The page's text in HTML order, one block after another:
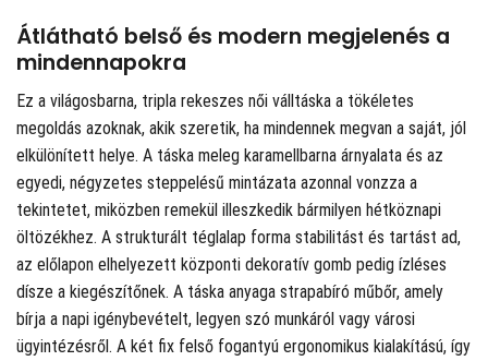
Átlátható belső és modern megjelenés a
mindennapokra
Ez a világosbarna, tripla rekeszes női válltáska a tökéletes
megoldás azoknak, akik szeretik, ha mindennek megvan a saját, jól
elkülönített helye. A táska meleg karamellbarna árnyalata és az
egyedi, négyzetes steppelésű mintázata azonnal vonzza a
tekintetet, miközben remekül illeszkedik bármilyen hétköznapi
öltözékhez. A strukturált téglalap forma stabilitást és tartást ad,
az előlapon elhelyezett központi dekoratív gomb pedig ízléses
dísze a kiegészítőnek. A táska anyaga strapabíró műbőr, amely
bírja a napi igénybevételt, legyen szó munkáról vagy városi
ügyintézésről. A két fix felső fogantyú ergonomikus kialakítású, így